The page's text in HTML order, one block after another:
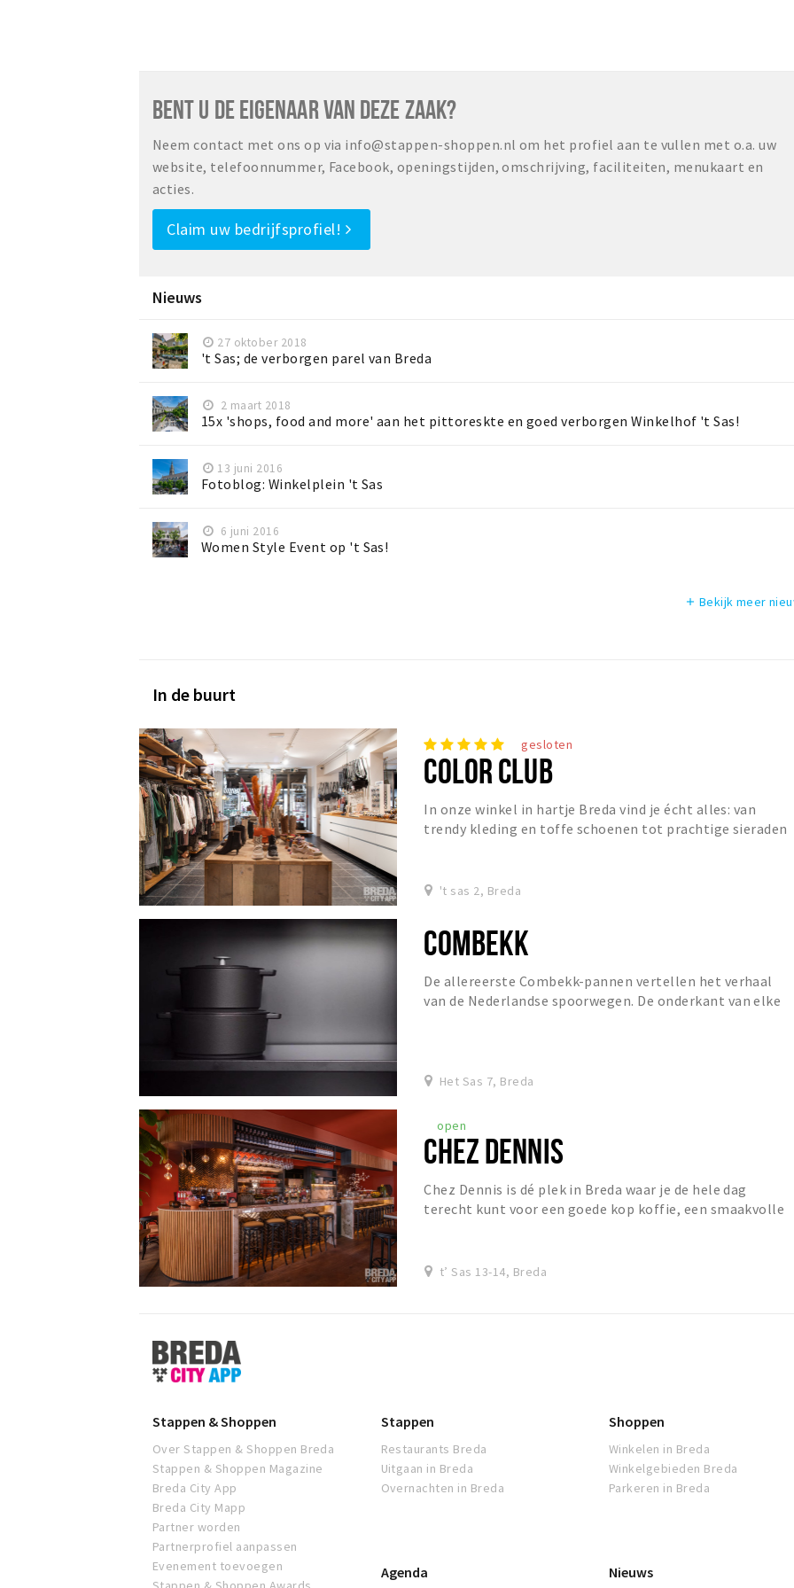
BENT U DE EIGENAAR VAN DEZE ZAAK?
Neem contact met ons op via info@stappen-shoppen.nl om het profiel aan te vullen met o.a. uw
website, telefoonnummer, Facebook, openingstijden, omschrijving, faciliteiten, menukaart en
acties.
Claim uw bedrijfsprofiel!
Nieuws
27 oktober 2018
't Sas; de verborgen parel van Breda
2 maart 2018
15x 'shops, food and more' aan het pittoreskte en goed verborgen Winkelhof 't Sas!
13 juni 2016
Fotoblog: Winkelplein 't Sas
6 juni 2016
Women Style Event op 't Sas!
add Bekijk meer
In de buurt
gesloten
COLOR CLUB
In onze winkel in hartje Breda vind je écht alles: van
trendy kleding en toffe schoenen tot prachtige sieraden
't sas 2, Breda
COMBEKK
De allereerste Combekk-pannen vertellen het verhaal
van de Nederlandse spoorwegen. De onderkant van elke
Het Sas 7, Breda
open
CHEZ DENNIS
Chez Dennis is dé plek in Breda waar je de hele dag
terecht kunt voor een goede kop koffie, een smaakvolle
t’ Sas 13-14, Breda
Stappen
&
Shoppen
Stappen & Shoppen
Over Stappen & Shoppen Breda
Stappen & Shoppen Magazine
Breda City App
Breda City Mapp
Partner worden
Partnerprofiel aanpassen
Evenement toevoegen
Stappen
Restaurants Breda
Uitgaan in Breda
Overnachten in Breda
Shoppen
Winkelen in Breda
Winkelgebieden Breda
Parkeren in Breda
Agenda Nieuws